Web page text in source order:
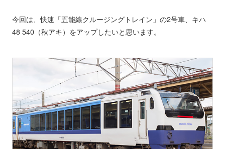
今回は、快速「五能線クルージングトレイン」の2号車、キハ
48 540（秋アキ）をアップしたいと思います。